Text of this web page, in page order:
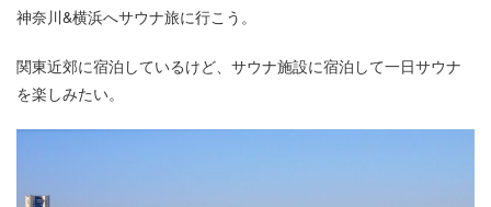
神奈川&横浜へサウナ旅に行こう。
関東近郊に宿泊しているけど、サウナ施設に宿泊して一日サウナ
を楽しみたい。